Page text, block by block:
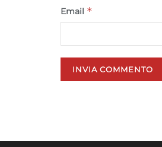
Email *